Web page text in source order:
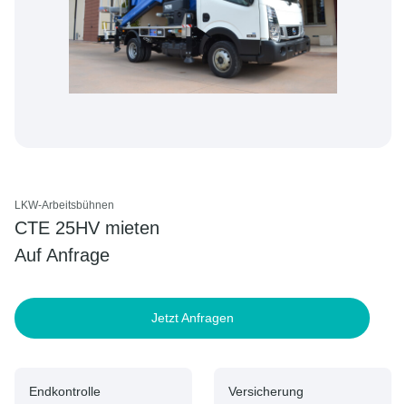
LKW-Arbeitsbühnen
CTE 25HV mieten
Auf Anfrage
Jetzt Anfragen
Endkontrolle Versicherung